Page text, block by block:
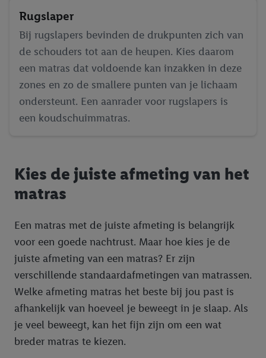
Rugslaper
Bij rugslapers bevinden de drukpunten zich van
de schouders tot aan de heupen. Kies daarom
een matras dat voldoende kan inzakken in deze
zones en zo de smallere punten van je lichaam
ondersteunt. Een aanrader voor rugslapers is
een koudschuimmatras.
Kies de juiste afmeting van het
matras
Een matras met de juiste afmeting is belangrijk
voor een goede nachtrust. Maar hoe kies je de
juiste afmeting van een matras? Er zijn
verschillende standaardafmetingen van matrassen.
Welke afmeting matras het beste bij jou past is
afhankelijk van hoeveel je beweegt in je slaap. Als
je veel beweegt, kan het fijn zijn om een wat
breder matras te kiezen.